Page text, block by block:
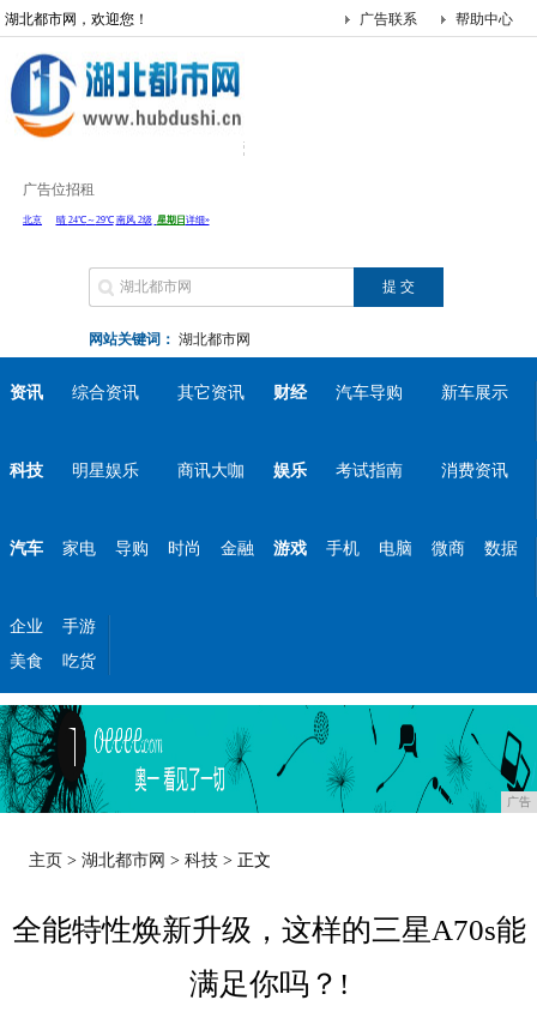
湖北都市网，欢迎您！ 帮助中心
广告联系
广告位招租
网站关键词： 湖北都市网
资讯 综合资讯 其它资讯 财经 汽车导购 新车展示
科技 明星娱乐 商讯大咖 娱乐 考试指南 消费资讯
汽车 家电 导购 时尚 金融 游戏 手机 电脑 微商 数据
企业
手游
美食
吃货
广告
主页 >湖北都市网 >科技 > 正文
全能特性焕新升级，这样的三星A70s能
满足你吗？!